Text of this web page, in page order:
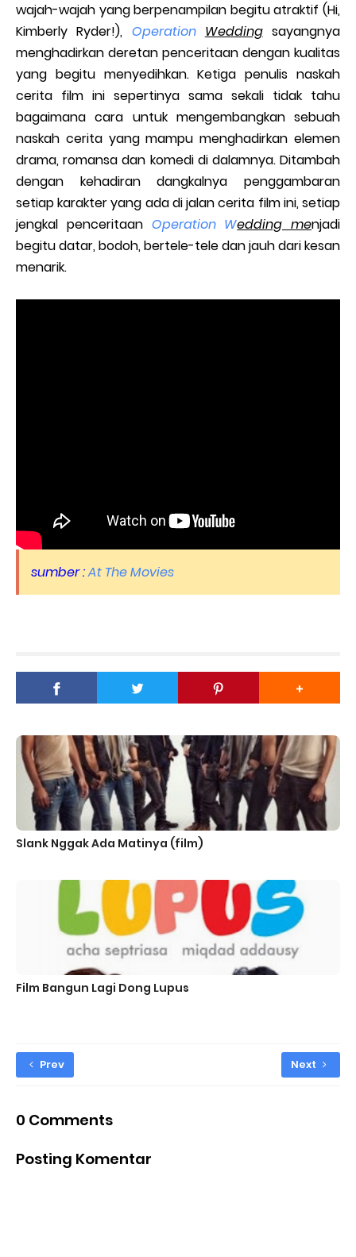
wajah-wajah yang berpenampilan begitu atraktif (Hi,
Kimberly Ryder!), Operation Weddingsayangnya
menghadirkan deretan penceritaan dengan kualitas
yang begitu menyedihkan. Ketiga penulis naskah
cerita film ini sepertinya sama sekali tidak tahu
bagaimana cara untuk mengembangkan sebuah
naskah cerita yang mampu menghadirkan elemen
drama, romansa dan komedi di dalamnya. Ditambah
dengan kehadiran dangkalnya penggambaran
setiap karakter yang ada di jalan cerita film ini, setiap
jengkal penceritaan Operation Wedding menjadi
begitu datar, bodoh, bertele-tele dan jauh dari kesan
menarik.
sumber :At The Movies
Slank Nggak Ada Matinya (film)
Film Bangun Lagi Dong Lupus
Prev Next
0 Comments
Posting Komentar